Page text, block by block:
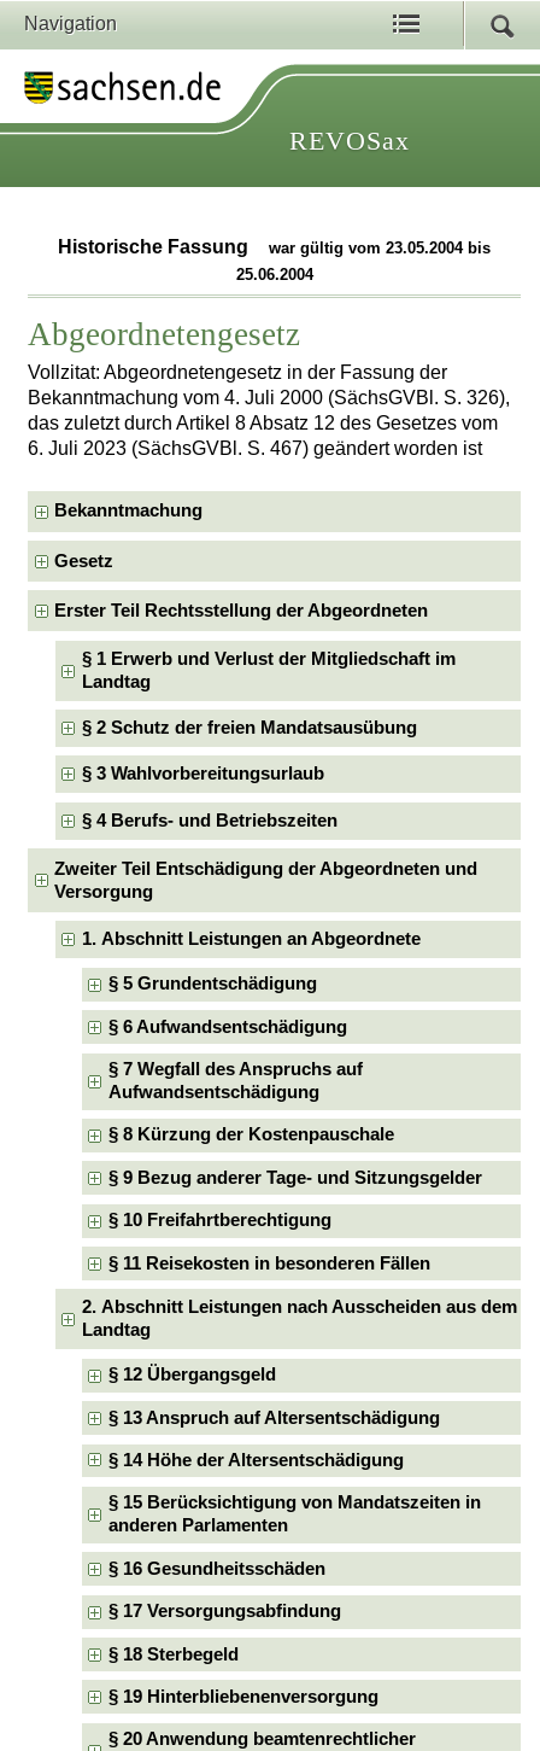
Navigation
REVOSax
Historische Fassung
war gültig vom 23.05.2004 bis
25.06.2004
Abgeordnetengesetz
Vollzitat: Abgeordnetengesetz in der Fassung der
Bekanntmachung vom 4. Juli 2000 (SächsGVBl. S. 326),
das zuletzt durch Artikel 8 Absatz 12 des Gesetzes vom
6. Juli 2023 (SächsGVBl. S. 467) geändert worden ist
Bekanntmachung
Gesetz
Erster Teil Rechtsstellung der Abgeordneten
§ 1 Erwerb und Verlust der Mitgliedschaft im
Landtag
§ 2 Schutz der freien Mandatsausübung
§ 3 Wahlvorbereitungsurlaub
§ 4 Berufs- und Betriebszeiten
Zweiter Teil Entschädigung der Abgeordneten und
Versorgung
1. Abschnitt Leistungen an Abgeordnete
§ 5 Grundentschädigung
§ 6 Aufwandsentschädigung
§ 7 Wegfall des Anspruchs auf
Aufwandsentschädigung
§ 8 Kürzung der Kostenpauschale
§ 9 Bezug anderer Tage- und Sitzungsgelder
§ 10 Freifahrtberechtigung
§ 11 Reisekosten in besonderen Fällen
2. Abschnitt Leistungen nach Ausscheiden aus dem
Landtag
§ 12 Übergangsgeld
§ 13 Anspruch auf Altersentschädigung
§ 14 Höhe der Altersentschädigung
§ 15 Berücksichtigung von Mandatszeiten in
anderen Parlamenten
§ 16 Gesundheitsschäden
§ 17 Versorgungsabfindung
§ 18 Sterbegeld
§ 19 Hinterbliebenenversorgung
§ 20 Anwendung beamtenrechtlicher